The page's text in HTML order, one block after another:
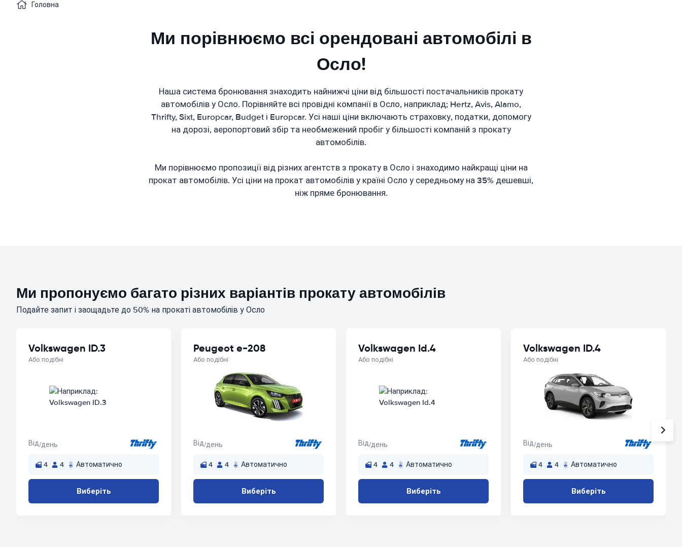
Головна
Ми порівнюємо всі орендовані автомобілі в
Осло!
Наша система бронювання знаходить найнижчі ціни від більшості постачальників прокату
автомобілів у Осло. Порівняйте всі провідні компанії в Осло, наприклад; Hertz, Avis, Alamo,
Thrifty, Sixt, Europcar, Budget і Europcar. Усі наші ціни включають страховку, податки, допомогу
на дорозі, аеропортовий збір та необмежений пробіг у більшості компаній з прокату
автомобілів.
Ми порівнюємо пропозиції від різних агентств з прокату в Осло і знаходимо найкращі ціни на
прокат автомобілів. Усі ціни на прокат автомобілів у країні Осло у середньому на 35% дешевші,
ніж пряме бронювання.
Ми пропонуємо багато різних варіантів прокату автомобілів
Подайте запит і заощадьте до 50% на прокаті автомобілів у Осло
Volkswagen ID.3
Або подібні
Від/день
4 4 Автоматично
Виберіть
Peugeot e-208
Або подібні
Від/день
4 4 Автоматично
Виберіть
Volkswagen Id.4
Або подібні
Від/день
4 4 Автоматично
Виберіть
Volkswagen ID.4
Або подібні
Від/день
4 4 Автоматично
Виберіть